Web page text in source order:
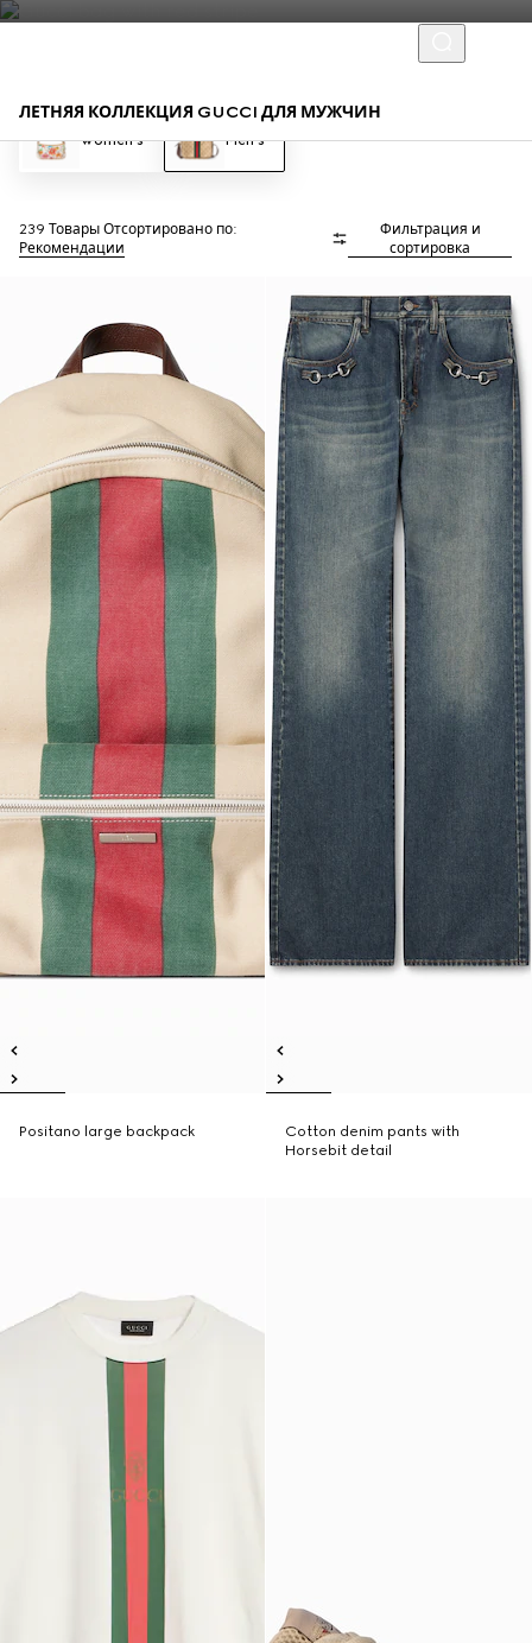
ЛЕТНЯЯ КОЛЛЕКЦИЯ GUCCI ДЛЯ МУЖЧИН
Women's Men's
239 Товары Отсортировано по:
Рекомендации
Фильтрация и
сортировка
Positano large backpack
Cotton denim pants with
Horsebit detail